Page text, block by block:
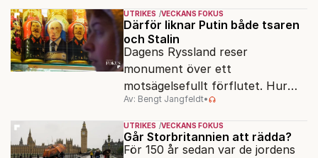
vänner.
UTRIKES VECKANS FOKUS
Därför liknar Putin både tsaren
och Stalin
Dagens Ryssland reser
monument över ett
motsägelsefullt förflutet. Hur
kunde två revolutioner förändra
hela samhället – utan att rubba
den ryska statsidén?
Av: Bengt Jangfeldt•
UTRIKES VECKANS FOKUS
Går Storbritannien att rädda?
För 150 år sedan var de jordens